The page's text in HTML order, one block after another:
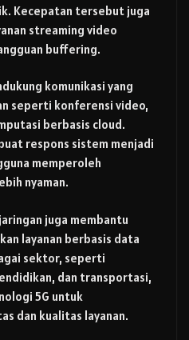
Kecepatan tersebut juga
streaming video
buffering.
komunikasi yang
seperti konferensi video,
berbasis cloud.
respons sistem menjadi
memperoleh
nyaman.
juga membantu
layanan berbasis data
sektor, seperti
dan transportasi,
5G untuk
dan kualitas layanan.